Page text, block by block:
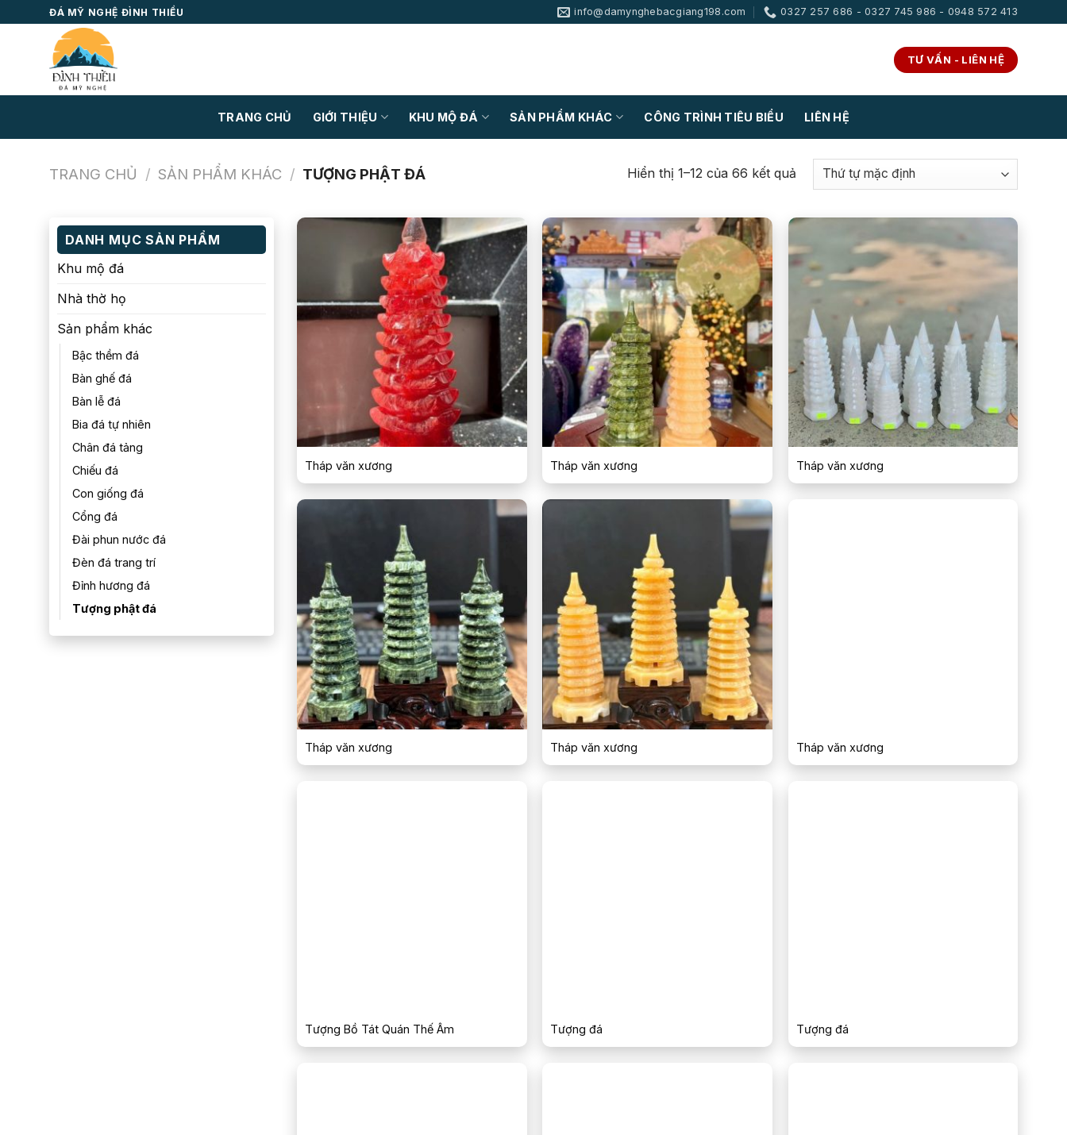
to
ĐÁ MỸ NGHỆ ĐÌNH THIỀU info@damynghebacgiang198.com 0327 257 686 - 0327 745 986 - 0948 572 413
TƯ VẤN - LIÊN HỆ
TRANG CHỦ GIỚI THIỆU KHU MỘ ĐÁ SẢN PHẨM KHÁC CÔNG TRÌNH TIÊU BIỂU LIÊN HỆ
TRANG CHỦ / SẢN PHẨM KHÁC / TƯỢNG PHẬT ĐÁ Hiển thị 1–12 của 66 kết quả
DANH MỤC SẢN PHẨM
Khu mộ đá
Nhà thờ họ
Sản phẩm khác
Bậc thềm đá
Bàn ghế đá
Bàn lễ đá
Bia đá tự nhiên
Chân đá tảng
Chiếu đá
Con giống đá
Cổng đá
Đài phun nước đá
Đèn đá trang trí
Đỉnh hương đá
Tượng phật đá
Tháp văn xương Tháp văn xương Tháp văn xương
Tháp văn xương Tháp văn xương Tháp văn xương
Tượng Bồ Tát Quán Thế Âm Tượng đá Tượng đá